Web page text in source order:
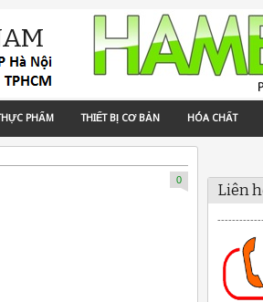
PHẨM THIẾT BỊ CƠ BẢN HÓA CHẤT
0
Liên